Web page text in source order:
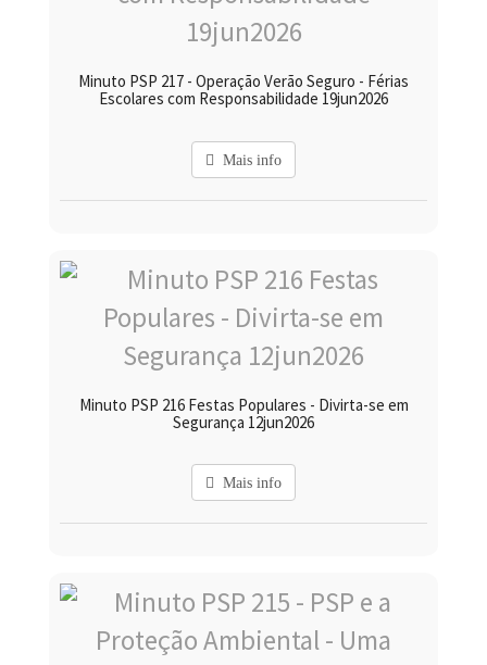
Minuto PSP 217 - Operação Verão Seguro - Férias
Escolares com Responsabilidade 19jun2026
Mais info
Minuto PSP 216 Festas Populares - Divirta-se em
Segurança 12jun2026
Mais info